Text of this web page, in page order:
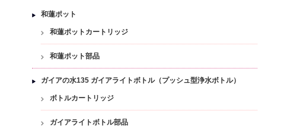
和蓮ポット
和蓮ポットカートリッジ
和蓮ポット部品
ガイアの水135 ガイアライトボトル（プッシュ型浄水ボトル）
ボトルカートリッジ
ガイアライトボトル部品